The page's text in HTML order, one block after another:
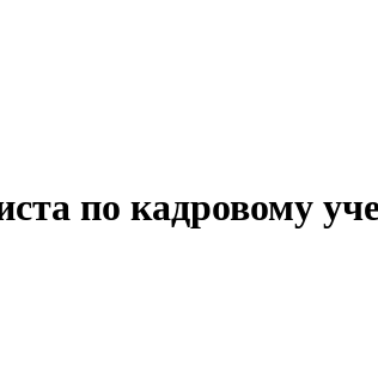
по кадровому